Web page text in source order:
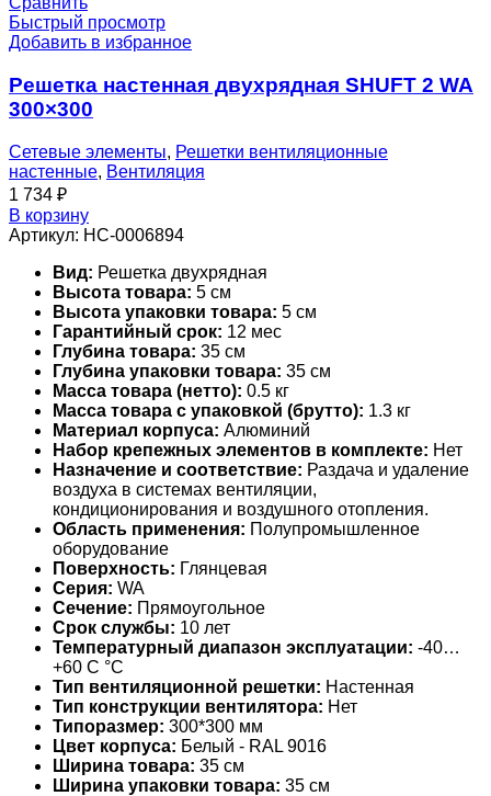
Быстрый просмотр
Добавить в избранное
Решетка настенная двухрядная SHUFT 2 WA
300×300
Сетевые элементы, Решетки вентиляционные
настенные, Вентиляция
1 734 ₽
В корзину
Артикул: НС-0006894
Вид: Решетка двухрядная
Высота товара: 5 см
Высота упаковки товара: 5 см
Гарантийный срок: 12 мес
Глубина товара: 35 см
Глубина упаковки товара: 35 см
Масса товара (нетто): 0.5 кг
Масса товара с упаковкой (брутто): 1.3 кг
Материал корпуса: Алюминий
Набор крепежных элементов в комплекте: Нет
Назначение и соответствие: Раздача и удаление
воздуха в системах вентиляции,
кондиционирования и воздушного отопления.
Область применения: Полупромышленное
оборудование
Поверхность: Глянцевая
Серия: WA
Сечение: Прямоугольное
Срок службы: 10 лет
Температурный диапазон эксплуатации: -40…
+60 С °С
Тип вентиляционной решетки: Настенная
Тип конструкции вентилятора: Нет
Типоразмер: 300*300 мм
Цвет корпуса: Белый - RAL 9016
Ширина товара: 35 см
Ширина упаковки товара: 35 см